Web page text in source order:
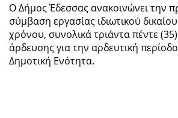
Ο Δήμος Έδεσσας ανακοινώνει την
σύμβαση εργασίας ιδιωτικού
χρόνου, συνολικά τριάντα πέντε
άρδευσης για την αρδευτική
Δημοτική Ενότητα.